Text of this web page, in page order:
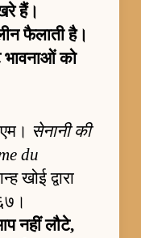
हैं।
फैलाती है।
को
सेनानी की
du
खोई द्वारा
नहीं लौटे,